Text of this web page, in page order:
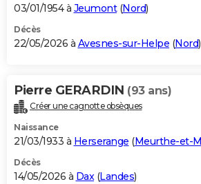
03/01/1954 à Jeumont(Nord)
Décès
22/05/2026 à Avesnes-sur-Helpe (Nord)
Pierre GERARDIN (93 ans)
Créer une cagnotte obsèques
Naissance
21/03/1933 à Herserange (Meurthe-et-
Décès
14/05/2026 à Dax(Landes)